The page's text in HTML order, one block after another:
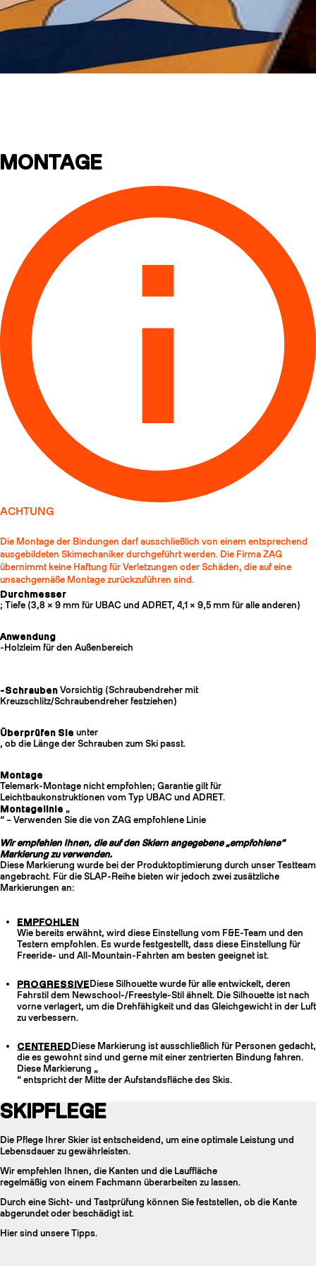
HARSCHEISEN
MONTAGE
ACHTUNG
Die Montage der Bindungen darf ausschließlich von einem entsprechend
ausgebildeten Skimechaniker durchgeführt werden. Die Firma ZAG
übernimmt keine Haftung für Verletzungen oder Schäden, die auf eine
unsachgemäße Montage zurückzuführen sind.
Durchmesser
; Tiefe (3,8 × 9 mm für UBAC und ADRET, 4,1 × 9,5 mm für alle anderen)
Anwendung
-Holzleim für den Außenbereich
-Schrauben Vorsichtig (Schraubendreher mit
Kreuzschlitz/Schraubendreher festziehen)
Überprüfen Sie unter
, ob die Länge der Schrauben zum Ski passt.
Montage
Telemark-Montage nicht empfohlen; Garantie gilt für
Leichtbaukonstruktionen vom Typ UBAC und ADRET.
Montagelinie „
“ – Verwenden Sie die von ZAG empfohlene Linie
Wir empfehlen Ihnen, die auf den Skiern angegebene „empfohlene“
Markierung zu verwenden.
Diese Markierung wurde bei der Produktoptimierung durch unser Testteam
angebracht. Für die SLAP-Reihe bieten wir jedoch zwei zusätzliche
Markierungen an:
EMPFOHLEN
Wie bereits erwähnt, wird diese Einstellung vom F&E-Team und den
Testern empfohlen. Es wurde festgestellt, dass diese Einstellung für
Freeride- und All-Mountain-Fahrten am besten geeignet ist.
PROGRESSIVE Diese Silhouette wurde für alle entwickelt, deren
Fahrstil dem Newschool-/Freestyle-Stil ähnelt. Die Silhouette ist nach
vorne verlagert, um die Drehfähigkeit und das Gleichgewicht in der Luft
zu verbessern.
CENTERED Diese Markierung ist ausschließlich für Personen gedacht,
die es gewohnt sind und gerne mit einer zentrierten Bindung fahren.
Diese Markierung „
“ entspricht der Mitte der Aufstandsfläche des Skis.
SKIPFLEGE
Die Pflege Ihrer Skier ist entscheidend, um eine optimale Leistung und
Lebensdauer zu gewährleisten.
Wir empfehlen Ihnen, die Kanten und die Lauffläche
regelmäßig von einem Fachmann überarbeiten zu lassen.
Durch eine Sicht- und Tastprüfung können Sie feststellen, ob die Kante
abgerundet oder beschädigt ist.
Hier sind unsere Tipps.